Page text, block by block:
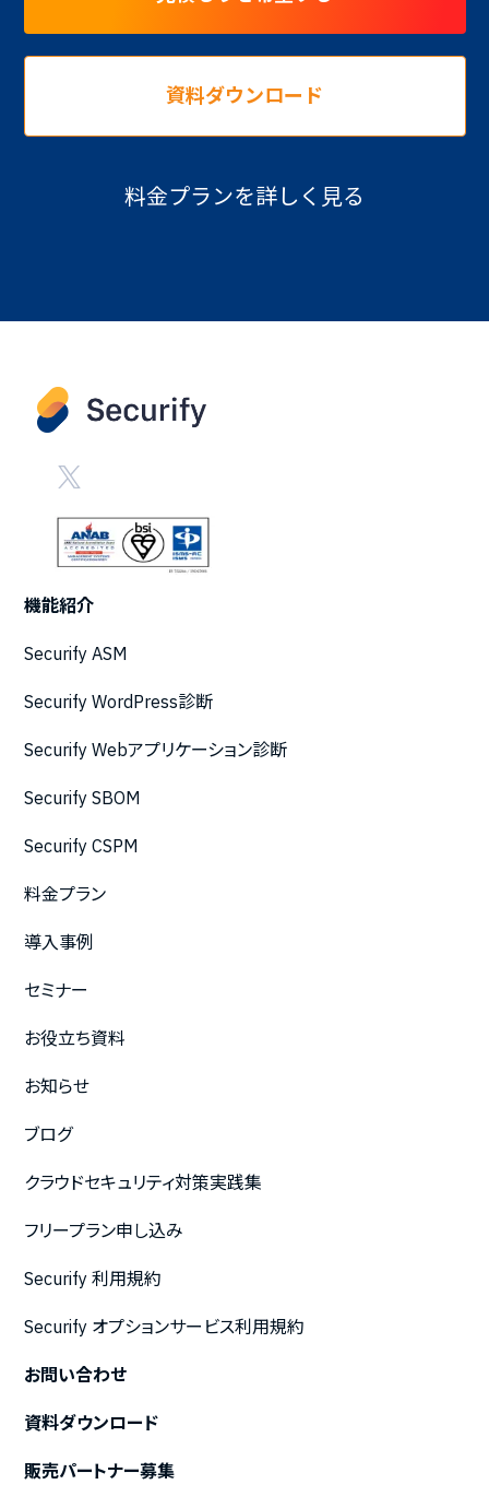
資料ダウンロード
料金プランを詳しく見る
機能紹介
Securify ASM
Securify WordPress診断
Securify Webアプリケーション診断
Securify SBOM
Securify CSPM
料金プラン
導入事例
セミナー
お役立ち資料
お知らせ
ブログ
クラウドセキュリティ対策実践集
フリープラン申し込み
Securify 利用規約
Securify オプションサービス利用規約
お問い合わせ
資料ダウンロード
販売パートナー募集